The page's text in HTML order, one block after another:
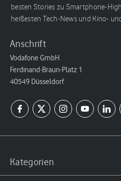
besten Stories zu Smartphone-
heißesten Tech-News und Kino-
Anschrift
Vodafone GmbH
Ferdinand-Braun-Platz 1
40549 Düsseldorf
Kategorien